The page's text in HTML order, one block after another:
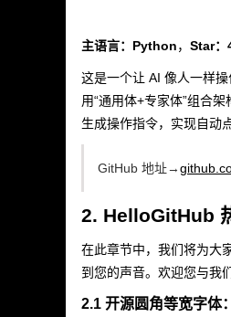
主语言：Python， Star：
这是一个让 AI 像人一样
用“通用体+专家体”组合
生成操作指令，实现自动
GitHub 地址→
2. HelloGitHub
在此章节中，我们将为大
到您的声音。欢迎您与我
2.1 开源圆角等宽字体